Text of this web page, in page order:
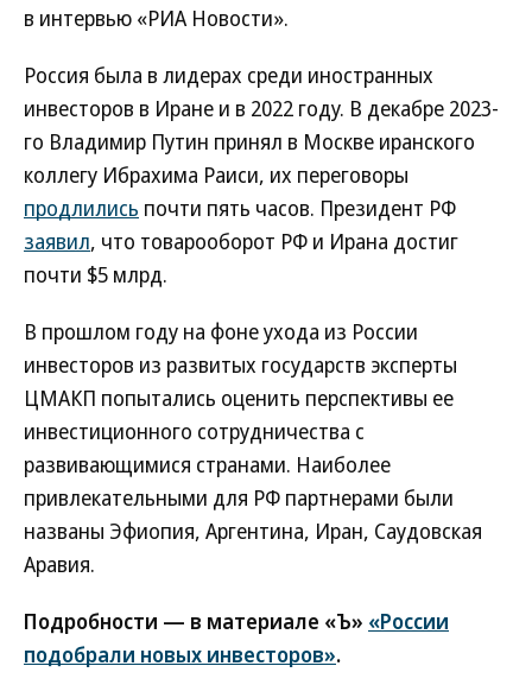
в интервью «РИА Новости».
Россия была в лидерах среди иностранных
инвесторов в Иране и в 2022 году. В декабре 2023-
го Владимир Путин принял в Москве иранского
коллегу Ибрахима Раиси, их переговоры
продлились почти пять часов. Президент РФ
заявил, что товарооборот РФ и Ирана достиг
почти $5 млрд.
В прошлом году на фоне ухода из России
инвесторов из развитых государств эксперты
ЦМАКП попытались оценить перспективы ее
инвестиционного сотрудничества с
развивающимися странами. Наиболее
привлекательными для РФ партнерами были
названы Эфиопия, Аргентина, Иран, Саудовская
Аравия.
Подробности — в материале «Ъ» «России
подобрали новых инвесторов».